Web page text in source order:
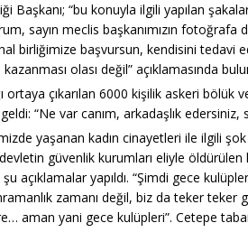
Başkanı; “bu konuyla ilgili yapılan
sayın meclis başkanımızın fotoğrafa
birliğimize başvursun, kendisini tedavi
olası değil” açıklamasında
ortaya çıkarılan 6000 kişilik askeri bölük
“Ne var canım, arkadaşlık edersiniz,
yaşanan kadın cinayetleri ile ilgili
güvenlik kurumları eliyle öldürülen
açıklamalar yapıldı. “Şimdi gece
zamanı değil, biz da teker teker
aman yani gece kulüpleri”. Cetepe